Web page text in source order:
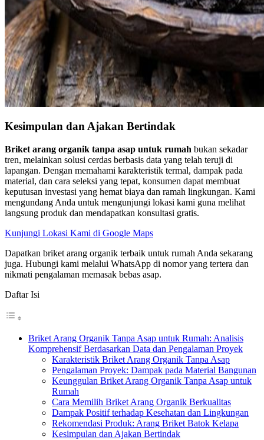
Kesimpulan dan Ajakan Bertindak
Briket arang organik tanpa asap untuk rumah bukan sekadar
tren, melainkan solusi cerdas berbasis data yang telah teruji di
lapangan. Dengan memahami karakteristik termal, dampak pada
material, dan cara seleksi yang tepat, konsumen dapat membuat
keputusan investasi yang hemat biaya dan ramah lingkungan. Kami
mengundang Anda untuk mengunjungi lokasi kami guna melihat
langsung produk dan mendapatkan konsultasi gratis.
Kunjungi Lokasi Kami di Google Maps
Dapatkan briket arang organik terbaik untuk rumah Anda sekarang
juga. Hubungi kami melalui WhatsApp di nomor yang tertera dan
nikmati pengalaman memasak bebas asap.
Daftar Isi
Briket Arang Organik Tanpa Asap untuk Rumah: Analisis
Komprehensif Berdasarkan Data dan Pengalaman Proyek
Karakteristik Briket Arang Organik Tanpa Asap
Pengalaman Proyek: Dampak pada Material Bangunan
Keunggulan Briket Arang Organik Tanpa Asap untuk
Rumah
Cara Memilih Briket Arang Organik Berkualitas
Dampak Positif terhadap Kesehatan dan Lingkungan
Rekomendasi Produk: Arang Briket Batok Kelapa
Kesimpulan dan Ajakan Bertindak